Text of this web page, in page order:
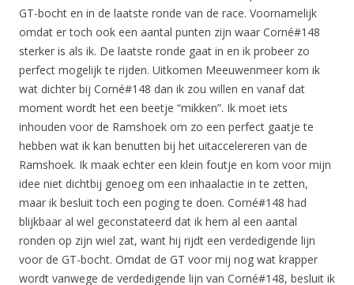
GT-bocht en in de laatste ronde van de race. Voornamelijk
omdat er toch ook een aantal punten zijn waar Corné#148
sterker is als ik. De laatste ronde gaat in en ik probeer zo
perfect mogelijk te rijden. Uitkomen Meeuwenmeer kom ik
wat dichter bij Corné#148 dan ik zou willen en vanaf dat
moment wordt het een beetje “mikken”. Ik moet iets
inhouden voor de Ramshoek om zo een perfect gaatje te
hebben wat ik kan benutten bij het uitaccelereren van de
Ramshoek. Ik maak echter een klein foutje en kom voor mijn
idee niet dichtbij genoeg om een inhaalactie in te zetten,
maar ik besluit toch een poging te doen. Corné#148 had
blijkbaar al wel geconstateerd dat ik hem al een aantal
ronden op zijn wiel zat, want hij rijdt een verdedigende lijn
voor de GT-bocht. Omdat de GT voor mij nog wat krapper
wordt vanwege de verdedigende lijn van Corné#148, besluit ik